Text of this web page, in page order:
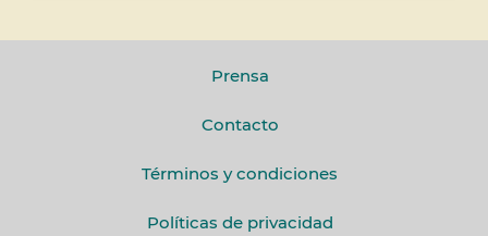
Prensa
Contacto
Términos y condiciones
Políticas de privacidad